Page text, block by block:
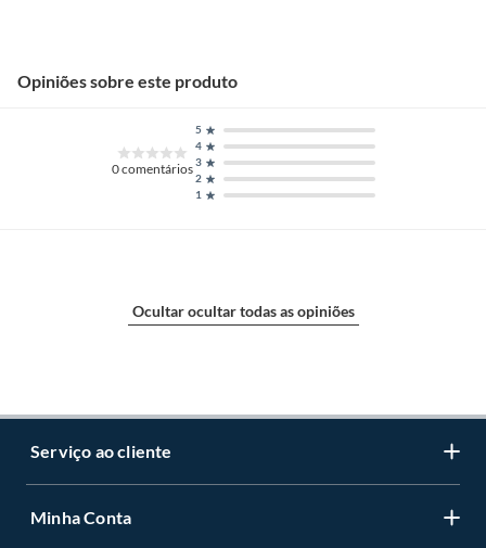
Opiniões sobre este produto
0comentários
1
2
3
4
5
Ocultar ocultar todas as opiniões
Serviço ao cliente
Centro de ajuda
Minha Conta